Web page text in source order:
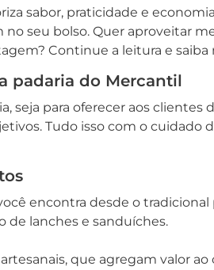
sabor, praticidade e
seu bolso. Quer aproveitar
Continue a leitura e saiba
padaria do Mercantil
seja para oferecer aos
Tudo isso com o
encontra desde o
de lanches e sanduíches.
que agregam valor